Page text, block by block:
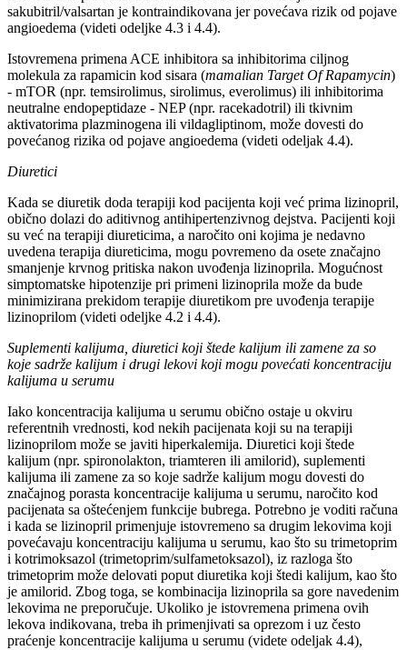
sakubitril/valsartan je kontraindikovana jer povećava rizik od pojave
angioedema (videti odeljke 4.3 i 4.4).
Istovremena primena ACE inhibitora sa inhibitorima ciljnog
molekula za rapamicin kod sisara (mamalian Target Of Rapamycin)
- mTOR (npr. temsirolimus, sirolimus, everolimus) ili inhibitorima
neutralne endopeptidaze - NEP (npr. racekadotril) ili tkivnim
aktivatorima plazminogena ili vildagliptinom, može dovesti do
povećanog rizika od pojave angioedema (videti odeljak 4.4).
Diuretici
Kada se diuretik doda terapiji kod pacijenta koji već prima lizinopril,
obično dolazi do aditivnog antihipertenzivnog dejstva. Pacijenti koji
su već na terapiji diureticima, a naročito oni kojima je nedavno
uvedena terapija diureticima, mogu povremeno da osete značajno
smanjenje krvnog pritiska nakon uvođenja lizinoprila. Mogućnost
simptomatske hipotenzije pri primeni lizinoprila može da bude
minimizirana prekidom terapije diuretikom pre uvođenja terapije
lizinoprilom (videti odeljke 4.2 i 4.4).
Suplementi kalijuma, diuretici koji štede kalijum ili zamene za so
koje sadrže kalijum i drugi lekovi koji mogu povećati koncentraciju
kalijuma u serumu
Iako koncentracija kalijuma u serumu obično ostaje u okviru
referentnih vrednosti, kod nekih pacijenata koji su na terapiji
lizinoprilom može se javiti hiperkalemija. Diuretici koji štede
kalijum (npr. spironolakton, triamteren ili amilorid), suplementi
kalijuma ili zamene za so koje sadrže kalijum mogu dovesti do
značajnog porasta koncentracije kalijuma u serumu, naročito kod
pacijenata sa oštećenjem funkcije bubrega. Potrebno je voditi računa
i kada se lizinopril primenjuje istovremeno sa drugim lekovima koji
povećavaju koncentraciju kalijuma u serumu, kao što su trimetoprim
i kotrimoksazol (trimetoprim/sulfametoksazol), iz razloga što
trimetoprim može delovati poput diuretika koji štedi kalijum, kao što
je amilorid. Zbog toga, se kombinacija lizinoprila sa gore navedenim
lekovima ne preporučuje. Ukoliko je istovremena primena ovih
lekova indikovana, treba ih primenjivati sa oprezom i uz često
praćenje koncentracije kalijuma u serumu (videte odeljak 4.4),